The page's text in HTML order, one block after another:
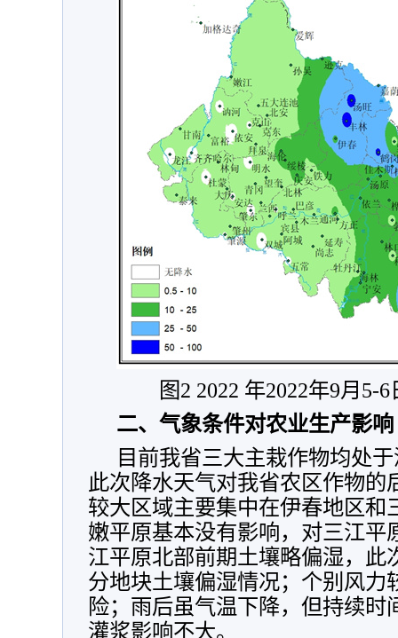
图2 2022 年2022年9月5-6
二、气象条件对农业生产影响
目前我省三大主栽作物均处
此次降水天气对我省农区作物的
较大区域主要集中在伊春地区和
嫩平原基本没有影响，对三江平
江平原北部前期土壤略偏湿，此
分地块土壤偏湿情况；个别风力
险；雨后虽气温下降，但持续时
灌浆影响不大。